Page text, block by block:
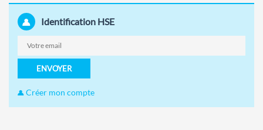
Identification HSE
ENVOYER
Créer mon compte